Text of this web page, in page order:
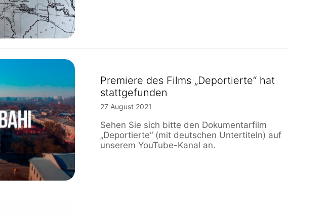
Premiere des Films „Deportierte“ hat
stattgefunden
27 August 2021
Sehen Sie sich bitte den Dokumentarfilm
„Deportierte“ (mit deutschen Untertiteln) auf
unserem YouTube-Kanal an.